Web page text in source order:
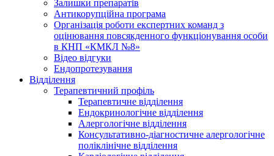
Залишки препаратів
Антикорупційна програма
Організація роботи експертних команд з
оцінювання повсякденного функціонування особи
в КНП «КМКЛ №8»
Відео відгуки
Ендопротезування
Відділення
Терапевтичний профіль
Терапевтичне відділення
Ендокринологічне відділення
Алергологічне відділення
Консультативно-діагностичне алергологічне
поліклінічне відділення